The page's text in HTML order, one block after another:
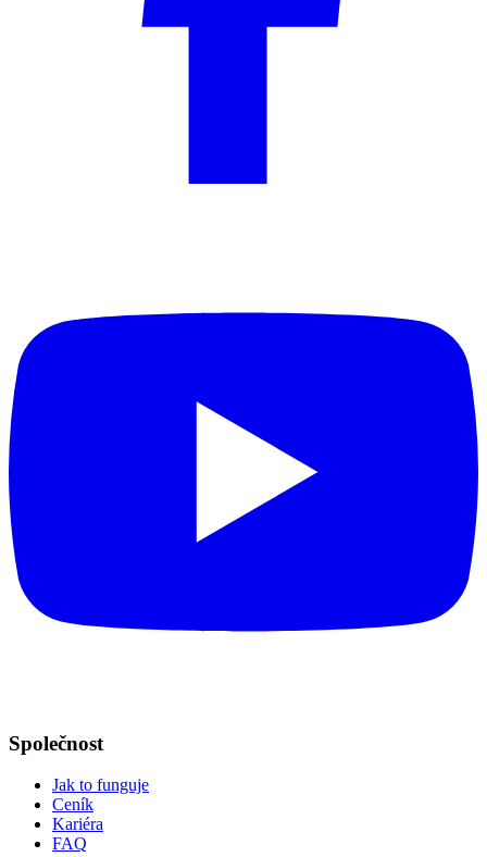
Společnost
Jak to funguje
Ceník
Kariéra
FAQ